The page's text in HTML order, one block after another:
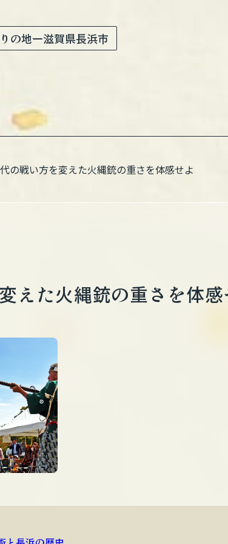
の地ー滋賀県長浜市
の戦い方を変えた火縄銃の重さを体感せよ
えた火縄銃の重さを体